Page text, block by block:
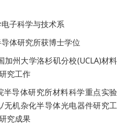
子科学与技术系
体研究所获博士学位
加州大学洛杉矶分校(UCLA)材料
究工作
半导体研究所材料科学重点实验
机杂化半导体光电器件研究工
究成果